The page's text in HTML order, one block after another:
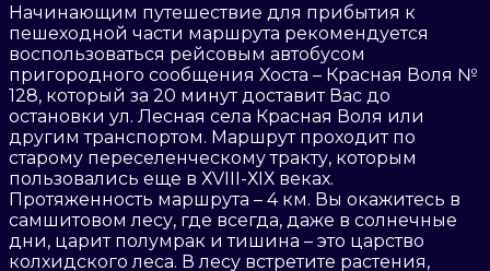
Начинающим путешествие для прибытия к
пешеходной части маршрута рекомендуется
воспользоваться рейсовым автобусом
пригородного сообщения Хоста – Красная Воля №
128, который за 20 минут доставит Вас до
остановки ул. Лесная села Красная Воля или
другим транспортом. Маршрут проходит по
старому переселенческому тракту, которым
пользовались еще в ХVIII-ХIХ веках.
Протяженность маршрута – 4 км. Вы окажитесь в
самшитовом лесу, где всегда, даже в солнечные
дни, царит полумрак и тишина – это царство
колхидского леса. В лесу встретите растения,